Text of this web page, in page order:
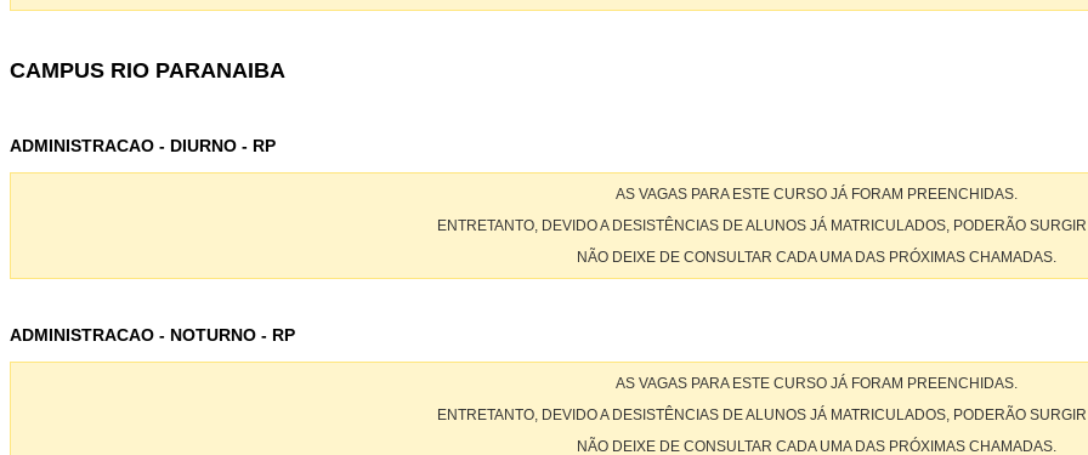
CAMPUS RIO PARANAIBA
ADMINISTRACAO - DIURNO - RP
AS VAGAS PARA ESTE CURSO JÁ FORAM PREENCHIDAS.
ENTRETANTO, DEVIDO A DESISTÊNCIAS DE ALUNOS JÁ MATRICULADOS, PODERÃO
NÃO DEIXE DE CONSULTAR CADA UMA DAS PRÓXIMAS CHAMADAS.
ADMINISTRACAO - NOTURNO - RP
AS VAGAS PARA ESTE CURSO JÁ FORAM PREENCHIDAS.
ENTRETANTO, DEVIDO A DESISTÊNCIAS DE ALUNOS JÁ MATRICULADOS, PODERÃO
NÃO DEIXE DE CONSULTAR CADA UMA DAS PRÓXIMAS CHAMADAS.